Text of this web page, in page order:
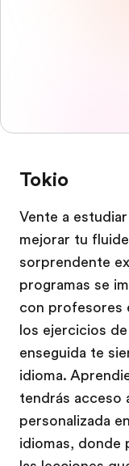
Tokio
Vente a
mejorar tu
sorprendente
programas se
con profesores
los ejercicios
enseguida te
idioma.
tendrás acceso
personalizada
idiomas, donde